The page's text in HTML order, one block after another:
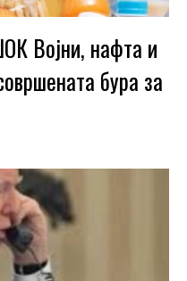
Војни, нафта и
бура за